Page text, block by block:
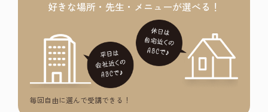
好きな場所・先生・メニューが選べる！
毎回自由に選んで受講できる！